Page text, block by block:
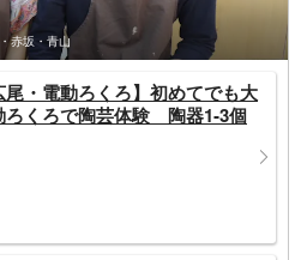
赤坂・青山
尾・電動ろくろ】初めてでも大
ろくろで陶芸体験 陶器1‐3個